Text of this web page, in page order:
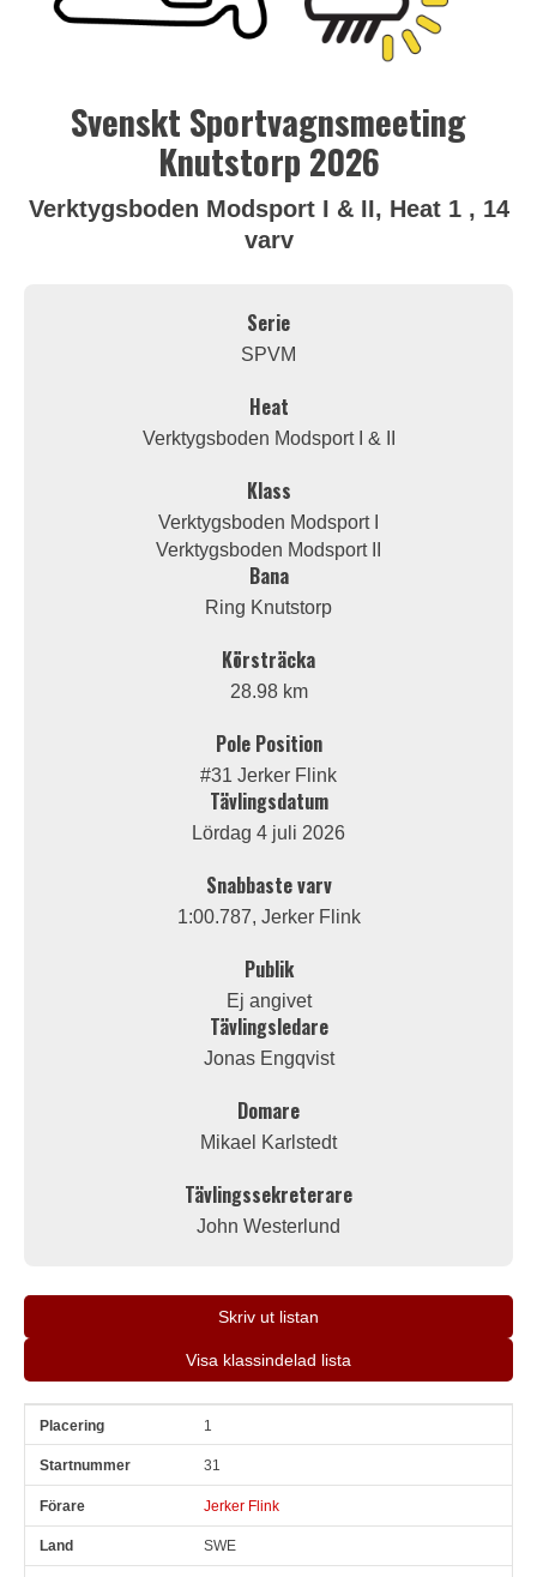
Svenskt Sportvagnsmeeting
Knutstorp 2026
Verktygsboden Modsport I & II, Heat 1 , 14
varv
Serie
SPVM
Heat
Verktygsboden Modsport I & II
Klass
Verktygsboden Modsport I
Verktygsboden Modsport II
Bana
Ring Knutstorp
Körsträcka
28.98 km
Pole Position
#31 Jerker Flink
Tävlingsdatum
Lördag 4 juli 2026
Snabbaste varv
1:00.787, Jerker Flink
Publik
Ej angivet
Tävlingsledare
Jonas Engqvist
Domare
Mikael Karlstedt
Tävlingssekreterare
John Westerlund
Skriv ut listan
Visa klassindelad lista
Pl Snr 1
31
Jerker Flink
SWE